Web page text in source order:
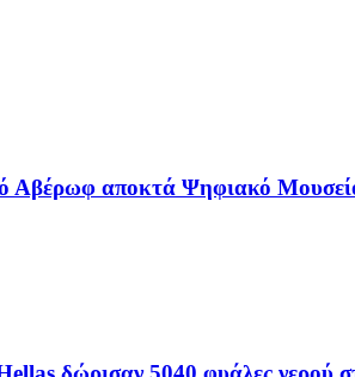
Αβέρωφ αποκτά Ψηφιακό Μουσείο